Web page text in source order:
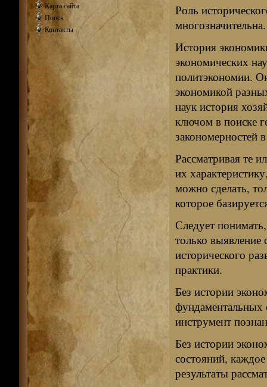
Роль
многозначительна.
История
экономических
политэкономии.
экономикой
наук история
ключом в поиске
закономерностей
Рассматривая те
их
можно сделать,
которое
Следует
только выявление
исторического
практики.
Без истории
фундаментальных
инструмент
Без истории
состояний,
результаты
Карта сайта
Поиск
Контакты